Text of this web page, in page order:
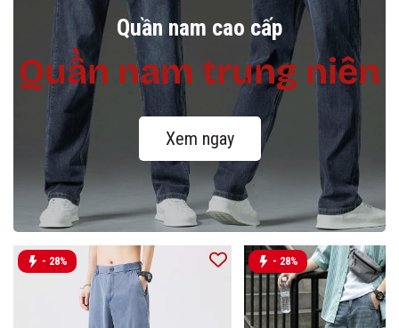
- 28% - 28%
Quần nam cao cấp
Quần nam trung niên
Xem ngay